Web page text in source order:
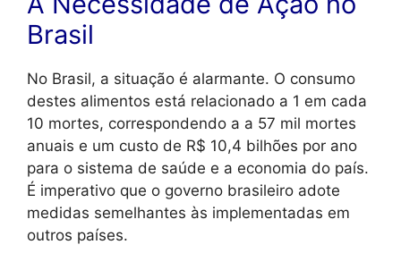
Brasil
No Brasil, a situação é alarmante. O consumo
destes alimentos está relacionado a 1 em cada
10 mortes, correspondendo a a 57 mil mortes
anuais e um custo de R$ 10,4 bilhões por ano
para o sistema de saúde e a economia do país.
É imperativo que o governo brasileiro adote
medidas semelhantes às implementadas em
outros países.